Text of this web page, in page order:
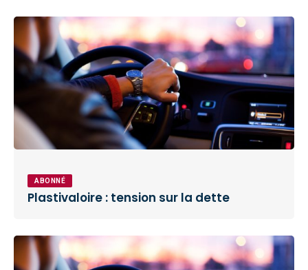
ABONNÉ
Plastivaloire : tension sur la dette